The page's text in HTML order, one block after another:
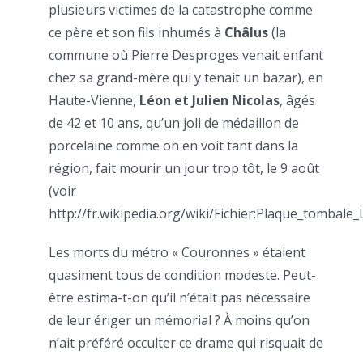
plusieurs victimes de la catastrophe comme
ce père et son fils inhumés à Châlus(la
commune où Pierre Desproges venait enfant
chez sa grand-mère qui y tenait un bazar), en
Haute-Vienne, Léon et Julien Nicolas, âgés
de 42 et 10 ans, qu’un joli de médaillon de
porcelaine comme on en voit tant dans la
région, fait mourir un jour trop tôt, le 9 août
(voir
http://fr.wikipedia.org/wiki/
Les morts du métro « Couronnes » étaient
quasiment tous de condition modeste. Peut-
être estima-t-on qu’il n’était pas nécessaire
de leur ériger un mémorial ? À moins qu’on
n’ait préféré occulter ce drame qui risquait de